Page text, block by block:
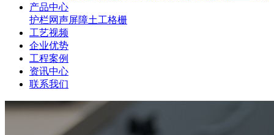
产品中心
护栏网声屏障土工格栅
工艺视频
企业优势
工程案例
资讯中心
联系我们